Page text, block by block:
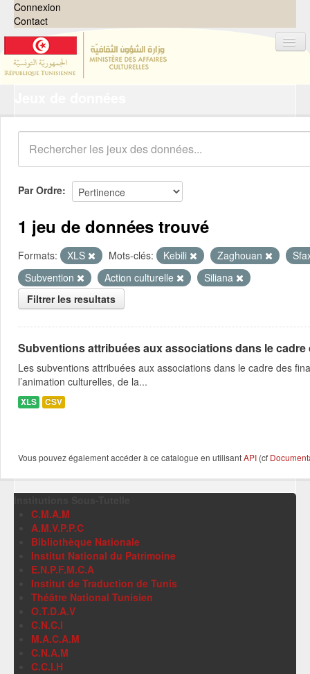
Connexion
Contact
Organisations
Groupes
Demandes 0
À propos
Par Ordre
1 jeu de données trouvé
Formats: XLS Mots-clés: Kebili Zaghouan
Subvention
Action culturelle
Siliana
Filtrer les resultats
Subventions attribuées aux associations dans le
Les subventions attribuées aux associations dans le cadre des
l’animation culturelles, de la...
XLS CSV
Vous pouvez également accéder à ce catalogue en utilisantAPI (cf
C.M.A.M
A.M.V.P.P.C
Bibliothèque Nationale
Institut National du Patrimoine
E.N.P.F.M.C.A
Institut de Traduction de Tunis
Théâtre National Tunisien
O.T.D.A.V
C.N.C.I
M.A.C.A.M
C.N.A.M
C.C.I.H